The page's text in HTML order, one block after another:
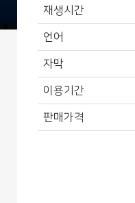
재생시간
언어
자막
이용기간
판매가격